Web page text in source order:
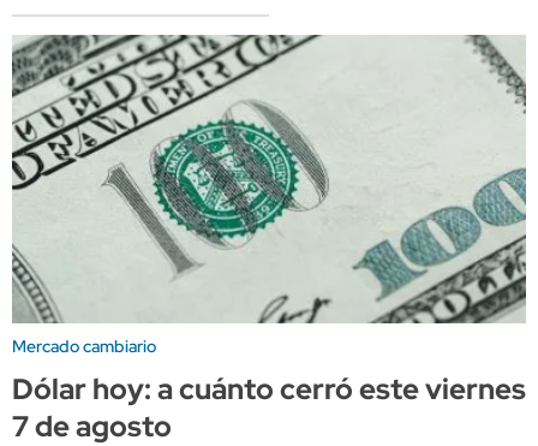
Mercado cambiario
Dólar hoy: a cuánto cerró este viernes
7 de agosto